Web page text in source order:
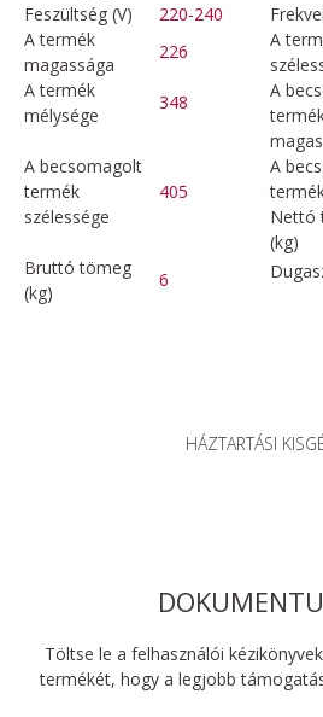
Feszültség (V)
220-240
A termék
magassága
226
A
A termék
mélysége
348
A
A becsomagolt
termék
szélessége
405
A
Nettó
(kg)
Bruttó tömeg
(kg)
6
HÁZTARTÁSI
Töltse le a felhasználói
termékét, hogy a legjobb